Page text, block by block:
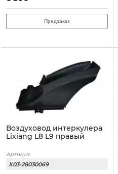
Предзаказ
Воздуховод интеркулера
Lixiang L8 L9 правый
Артикул:
X03-28030069